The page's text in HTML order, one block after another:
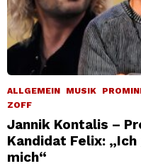
ALLGEMEIN MUSIK
ZOFF
Jannik Kontalis –
Kandidat Felix:
mich“